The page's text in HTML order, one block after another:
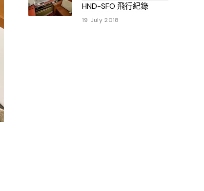
HND-SFO 飛行紀錄
19 July 2018